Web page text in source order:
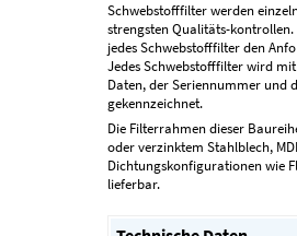
Schwebstofffilter werden
strengsten Qualitäts-
jedes Schwebstofffilter den
Jedes Schwebstofffilter wird
Daten, der Seriennummer und
gekennzeichnet.
Die Filterrahmen dieser
oder verzinktem Stahlblech,
Dichtungskonfigurationen wie
lieferbar.